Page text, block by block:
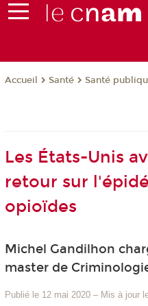
Accueil Santé Santé
Les États-Unis
retour sur
opioïdes
Michel Gandilhon
master de
Publié le 12 mai 2020 – Mis à jour